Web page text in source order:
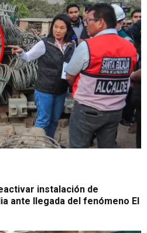
instalación de
ante llegada del fenómeno El